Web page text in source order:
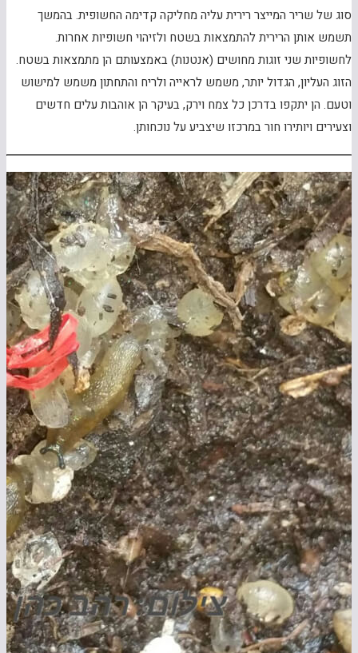
סוג של שריר המייצר רירית עליה מחליקה קדימה החשופית. בהמשך
תשמש אותן הרירית להתמצאות בשטח ולזיהוי חשופיות אחרות.
לחשופיות שני זוגות מחושים (אנטנות) באמצעותם הן מתמצאות בשטח.
הזוג העליון, הגדול יותר, משמש לראייה ולריח והתחתון משמש למישוש
וטעם. הן יתקפו בדרכן כל צמח וירק, בעיקר הן אוהבות עלים חדשים
וצעירים ויותירו חור במרכזו שיצביע על נוכחותן.